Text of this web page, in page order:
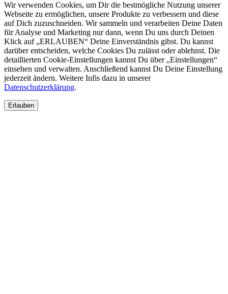
Wir verwenden Cookies, um Dir die bestmögliche Nutzung unserer
Webseite zu ermöglichen, unsere Produkte zu verbessern und diese
auf Dich zuzuschneiden. Wir sammeln und verarbeiten Deine Daten
für Analyse und Marketing nur dann, wenn Du uns durch Deinen
Klick auf „ERLAUBEN“ Deine Einverständnis gibst. Du kannst
darüber entscheiden, welche Cookies Du zulässt oder ablehnst. Die
detaillierten Cookie-Einstellungen kannst Du über „Einstellungen“
einsehen und verwalten. Anschließend kannst Du Deine Einstellung
jederzeit ändern. Weitere Infis dazu in unserer
Datenschutzerklärung.
Erlauben